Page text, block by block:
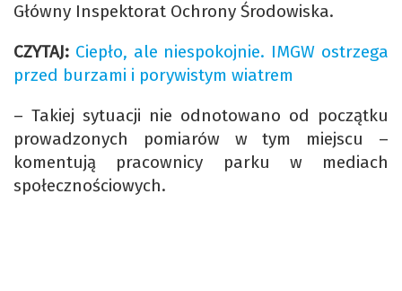
Główny Inspektorat Ochrony Środowiska.
CZYTAJ: Ciepło, ale niespokojnie. IMGW ostrzega
przed burzami i porywistym wiatrem
– Takiej sytuacji nie odnotowano od początku
prowadzonych pomiarów w tym miejscu –
komentują pracownicy parku w mediach
społecznościowych.